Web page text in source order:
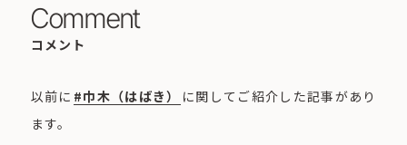
Comment
コメント
以前に #巾木（はばき）
に関してご紹介した記事があり
ます。